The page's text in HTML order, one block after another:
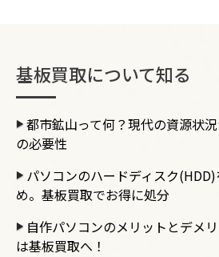
基板買取について知る
都市鉱山って何？現代の資源状
の必要性
パソコンのハードディスク
め。基板買取でお得に処分
自作パソコンのメリットとデメ
は基板買取へ！